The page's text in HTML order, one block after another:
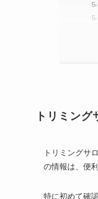
トリミング
トリミングサ
の情報は、便
特に初めて確